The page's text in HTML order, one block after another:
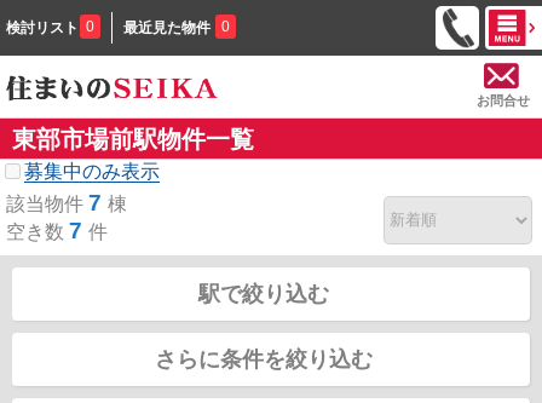
検討リスト 0 最近見た物件 0
お問合せ
東部市場前駅物件一覧
募集中のみ表示
該当物件 7 棟
空き数 7 件
駅で絞り込む
さらに条件を絞り込む